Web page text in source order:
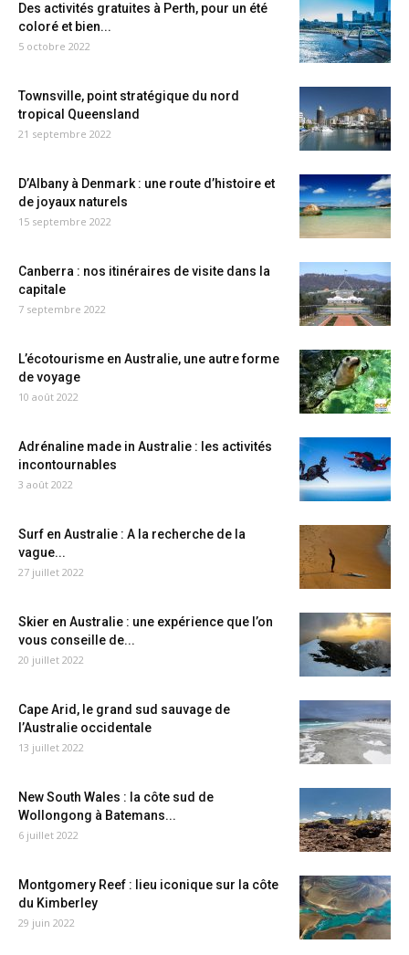
Des activités gratuites à Perth, pour un été
coloré et bien...
5 octobre 2022
Townsville, point stratégique du nord
tropical Queensland
21 septembre 2022
D’Albany à Denmark : une route d’histoire et
de joyaux naturels
15 septembre 2022
Canberra : nos itinéraires de visite dans la
capitale
7 septembre 2022
L’écotourisme en Australie, une autre forme
de voyage
10 août 2022
Adrénaline made in Australie : les activités
incontournables
3 août 2022
Surf en Australie : A la recherche de la
vague...
27 juillet 2022
Skier en Australie : une expérience que l’on
vous conseille de...
20 juillet 2022
Cape Arid, le grand sud sauvage de
l’Australie occidentale
13 juillet 2022
New South Wales : la côte sud de
Wollongong à Batemans...
6 juillet 2022
Montgomery Reef : lieu iconique sur la côte
du Kimberley
29 juin 2022